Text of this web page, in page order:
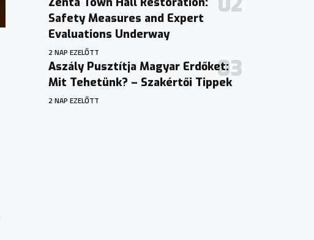
Safety Measures and Expert
Evaluations Underway
2 NAP EZELŐTT
Aszály Pusztítja Magyar Erdőket:
Mit Tehetünk? – Szakértői Tippek
2 NAP EZELŐTT